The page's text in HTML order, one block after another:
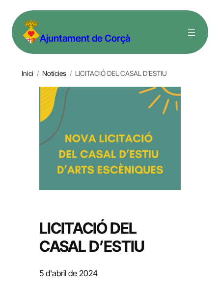
contingut Ajuntament de Corçà
Inici / Notícies / LICITACIÓ DEL CASAL D’ESTIU
LICITACIÓ DEL
CASAL D’ESTIU
5 d'abril de 2024